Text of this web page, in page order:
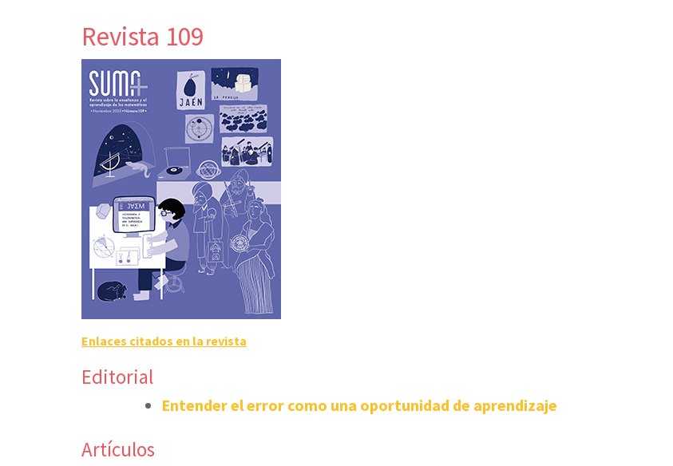
Revista 109
Enlaces citados en la revista
Editorial
Entender el error como una oportunidad de aprendizaje
Artículos